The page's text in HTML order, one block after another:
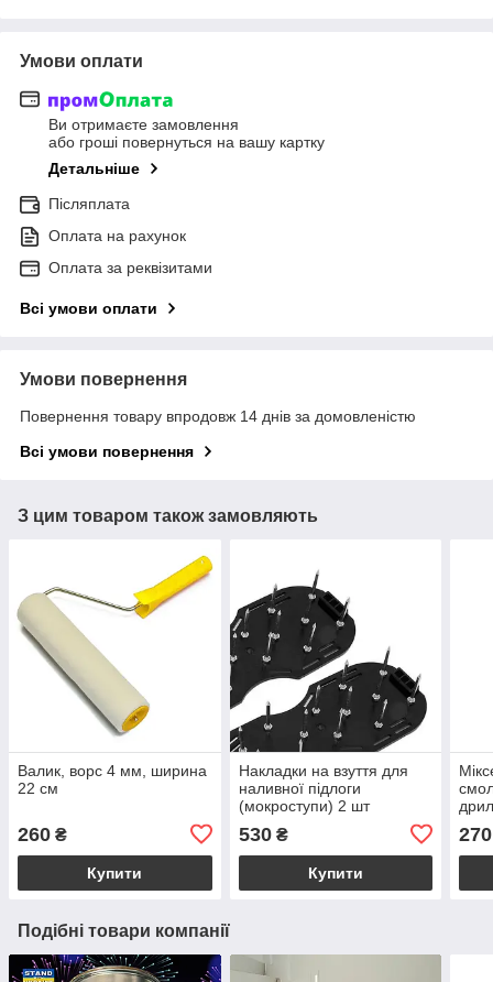
Умови оплати
Ви отримаєте замовлення
або гроші повернуться на вашу картку
Детальніше
Післяплата
Оплата на рахунок
Оплата за реквізитами
Всі умови оплати
Умови повернення
Повернення товару впродовж 14 днів за домовленістю
Всі умови повернення
З цим товаром також замовляють
Валик, ворс 4 мм, ширина
22 см
260 ₴
Купити
Накладки на взуття для
наливної підлоги
(мокроступи) 2 шт
530₴
Купити
270
Подібні товари компанії